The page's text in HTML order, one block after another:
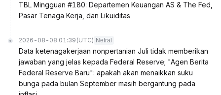
TBL Mingguan #180: Departemen Keuangan AS & The Fed,
Pasar Tenaga Kerja, dan Likuiditas
2026-08-08 01:39 (UTC) Netral
Data ketenagakerjaan nonpertanian Juli tidak memberikan
jawaban yang jelas kepada Federal Reserve; "Agen Berita
Federal Reserve Baru": apakah akan menaikkan suku
bunga pada bulan September masih bergantung pada